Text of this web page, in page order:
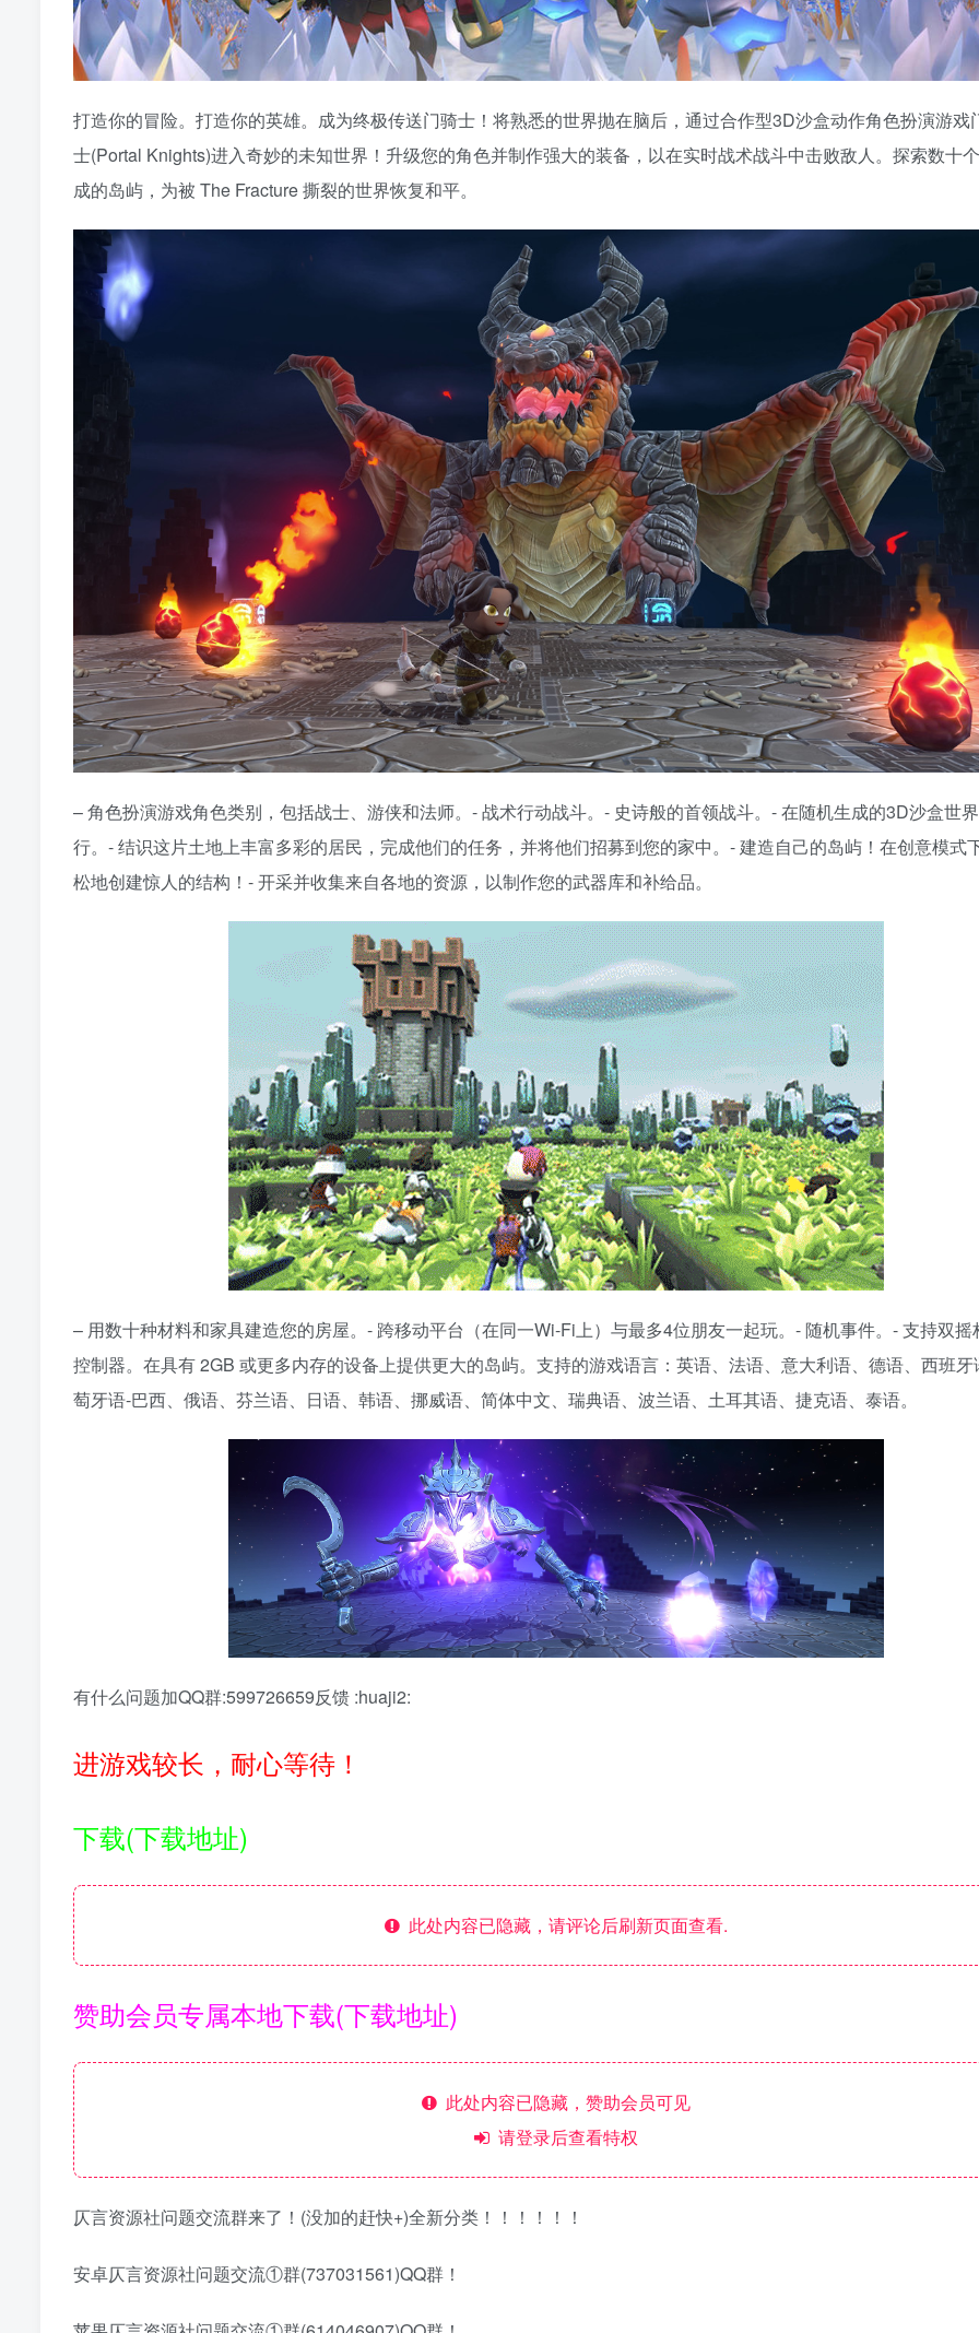
打造你的冒险。打造你的英雄。成为终极传送门骑士！将熟悉的世界抛在脑后，通过合作型3D沙盒动作角色扮演游戏
士(Portal Knights)进入奇妙的未知世界！升级您的角色并制作强大的装备，以在实时战术战斗中击败敌人。探索数十
成的岛屿，为被 The Fracture 撕裂的世界恢复和平。
– 角色扮演游戏角色类别，包括战士、游侠和法师。- 战术行动战斗。- 史诗般的首领战斗。- 在随机生成的3D沙盒世
行。- 结识这片土地上丰富多彩的居民，完成他们的任务，并将他们招募到您的家中。- 建造自己的岛屿！在创意模式
松地创建惊人的结构！- 开采并收集来自各地的资源，以制作您的武器库和补给品。
– 用数十种材料和家具建造您的房屋。- 跨移动平台（在同一Wi-Fi上）与最多4位朋友一起玩。- 随机事件。- 支持双摇
控制器。在具有 2GB 或更多内存的设备上提供更大的岛屿。支持的游戏语言：英语、法语、意大利语、德语、西班牙
萄牙语-巴西、俄语、芬兰语、日语、韩语、挪威语、简体中文、瑞典语、波兰语、土耳其语、捷克语、泰语。
有什么问题加QQ群:599726659反馈 :huaji2:
进游戏较长，耐心等待！
下载(下载地址)
此处内容已隐藏，请评论后刷新页面查看.
赞助会员专属本地下载(下载地址)
此处内容已隐藏，赞助会员可见
请登录后查看特权
仄言资源社问题交流群来了！(没加的赶快+)全新分类！！！！！！
安卓仄言资源社问题交流①群(737031561)QQ群！